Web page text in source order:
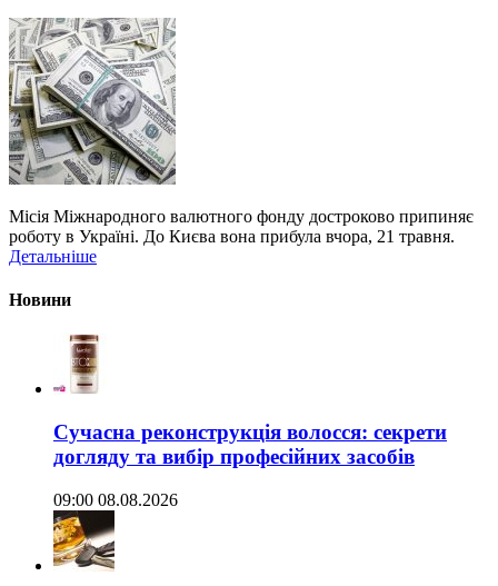
Місія Міжнародного валютного фонду достроково припиняє
роботу в Україні. До Києва вона прибула вчора, 21 травня.
Детальніше
Новини
Сучасна реконструкція волосся: секрети
догляду та вибір професійних засобів
09:00 08.08.2026